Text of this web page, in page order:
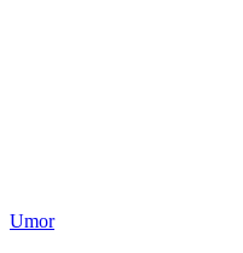
Umor